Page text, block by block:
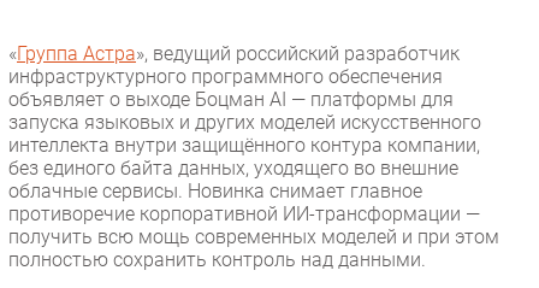
Интервью
Мероприятия
Проекты
IT класс
Тестовый стенд
Каталог компаний
«Группа Астра», ведущий российский разработчик
инфраструктурного программного обеспечения
объявляет о выходе Боцман AI — платформы для
запуска языковых и других моделей искусственного
интеллекта внутри защищённого контура компании,
без единого байта данных, уходящего во внешние
облачные сервисы. Новинка снимает главное
противоречие корпоративной ИИ-трансформации —
получить всю мощь современных моделей и при этом
полностью сохранить контроль над данными.